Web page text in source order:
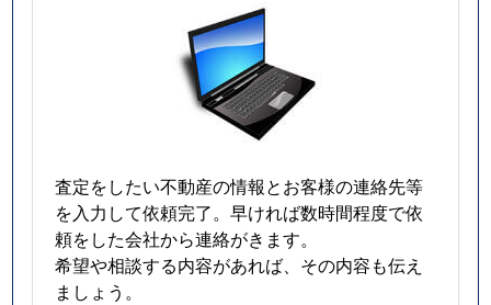
査定をしたい不動産の情報とお客様の連絡先等
を入力して依頼完了。早ければ数時間程度で依
頼をした会社から連絡がきます。
希望や相談する内容があれば、その内容も伝え
ましょう。